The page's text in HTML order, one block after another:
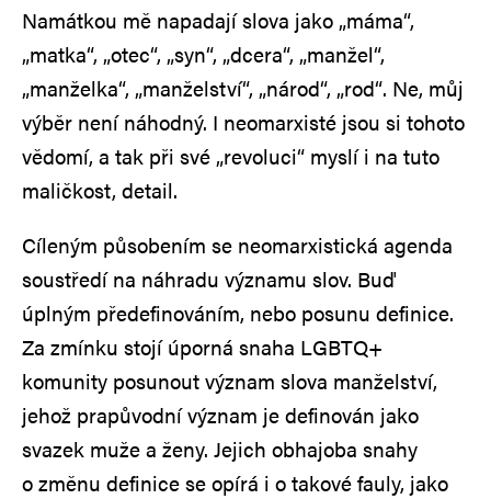
Namátkou mě napadají slova jako „máma“,
„matka“, „otec“, „syn“, „dcera“, „manžel“,
„manželka“, „manželství“, „národ“, „rod“. Ne, můj
výběr není náhodný. I neomarxisté jsou si tohoto
vědomí, a tak při své „revoluci“ myslí i na tuto
maličkost, detail.
Cíleným působením se neomarxistická agenda
soustředí na náhradu významu slov. Buď
úplným předefinováním, nebo posunu definice.
Za zmínku stojí úporná snaha LGBTQ+
komunity posunout význam slova manželství,
jehož prapůvodní význam je definován jako
svazek muže a ženy. Jejich obhajoba snahy
o změnu definice se opírá i o takové fauly, jako